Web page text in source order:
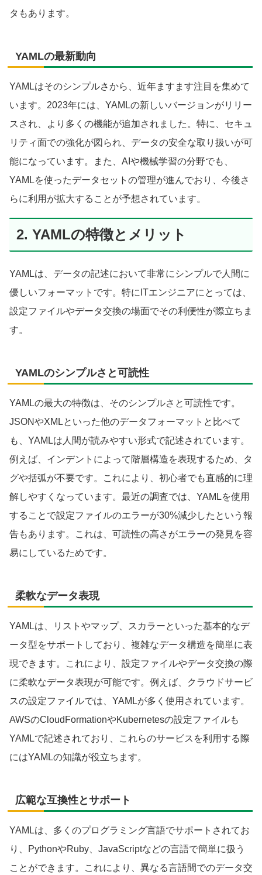
タもあります。
YAMLの最新動向
YAMLはそのシンプルさから、近年ますます注目を集めて
います。2023年には、YAMLの新しいバージョンがリリー
スされ、より多くの機能が追加されました。特に、セキュ
リティ面での強化が図られ、データの安全な取り扱いが可
能になっています。また、AIや機械学習の分野でも、
YAMLを使ったデータセットの管理が進んでおり、今後さ
らに利用が拡大することが予想されています。
2. YAMLの特徴とメリット
YAMLは、データの記述において非常にシンプルで人間に
優しいフォーマットです。特にITエンジニアにとっては、
設定ファイルやデータ交換の場面でその利便性が際立ちま
す。
YAMLのシンプルさと可読性
YAMLの最大の特徴は、そのシンプルさと可読性です。
JSONやXMLといった他のデータフォーマットと比べて
も、YAMLは人間が読みやすい形式で記述されています。
例えば、インデントによって階層構造を表現するため、タ
グや括弧が不要です。これにより、初心者でも直感的に理
解しやすくなっています。最近の調査では、YAMLを使用
することで設定ファイルのエラーが30%減少したという報
告もあります。これは、可読性の高さがエラーの発見を容
易にしているためです。
柔軟なデータ表現
YAMLは、リストやマップ、スカラーといった基本的なデ
ータ型をサポートしており、複雑なデータ構造を簡単に表
現できます。これにより、設定ファイルやデータ交換の際
に柔軟なデータ表現が可能です。例えば、クラウドサービ
スの設定ファイルでは、YAMLが多く使用されています。
AWSのCloudFormationやKubernetesの設定ファイルも
YAMLで記述されており、これらのサービスを利用する際
にはYAMLの知識が役立ちます。
広範な互換性とサポート
YAMLは、多くのプログラミング言語でサポートされてお
り、PythonやRuby、JavaScriptなどの言語で簡単に扱う
ことができます。これにより、異なる言語間でのデータ交